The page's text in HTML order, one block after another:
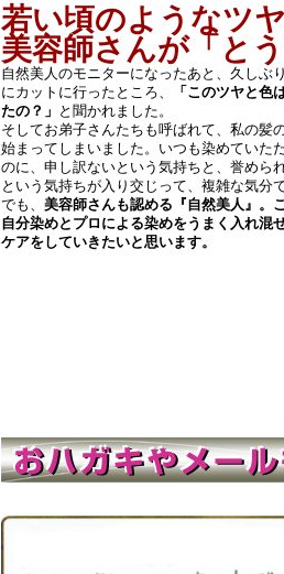
若い頃のようなツ
美容師さんが「と
自然美人のモニターになったあと、久しぶ
にカットに行ったところ、
「このツヤと色
たの？」 と聞かれました。
そしてお弟子さんたちも呼ばれて、私の髪
始まってしまいました。いつも染めていた
のに、申し訳ないという気持ちと、誉めら
という気持ちが入り交じって、複雑な気分
でも、 美容師さんも認める『自然美人』。
自分染めとプロによる染めをうまく入れ混
ケアをしていきたいと思います。